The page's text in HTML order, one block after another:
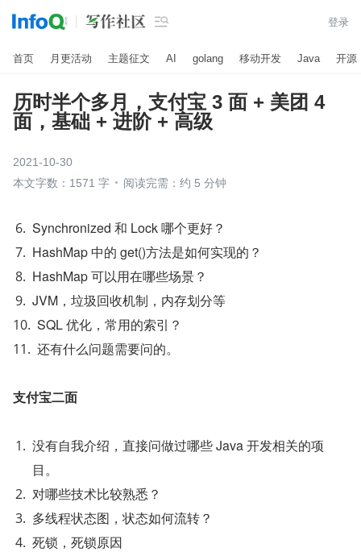
 登录
首页 月更活动 主题征文 AI golang 移动开发 Java 开源
历时半个多月，支付宝 3 面 + 美团 4
面，基础 + 进阶 + 高级
2021-10-30
本文字数：1571 字
阅读完需：约 5 分钟
Synchronized 和 Lock 哪个更好？
HashMap 中的 get()方法是如何实现的？
HashMap 可以用在哪些场景？
JVM，垃圾回收机制，内存划分等
SQL 优化，常用的索引？
还有什么问题需要问的。
支付宝二面
没有自我介绍，直接问做过哪些 Java 开发相关的项
目。
对哪些技术比较熟悉？
多线程状态图，状态如何流转？
死锁，死锁原因